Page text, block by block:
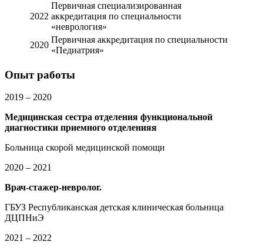
2022
Первичная специализированная
аккредитация по специальности
«неврология»
2020
Первичная аккредитация по специальности
«Педиатрия»
Опыт работы
2019 – 2020
Медицинская сестра отделения функциональной
диагностики приемного отделенияя
Больница скорой медицинской помощи
2020 – 2021
Врач-стажер-невролог.
ГБУЗ Республиканская детская клиническая больница
ДЦПНиЭ
2021 – 2022